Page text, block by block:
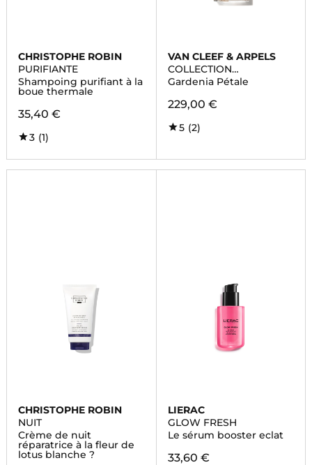
CHRISTOPHE ROBIN
PURIFIANTE
Shampoing purifiant à la
boue thermale
35,40 €
3 (1)
VAN CLEEF & ARPELS
COLLECTION
EXTRAORDINAIRE
Gardenia Pétale
229,00 €
5 (2)
CHRISTOPHE ROBIN
NUIT
Crème de nuit
réparatrice à la fleur de
lotus blanche ?
LIERAC
GLOW FRESH
Le sérum booster eclat
33,60 €